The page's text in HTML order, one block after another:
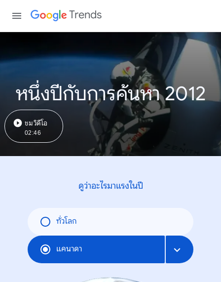
Trends
หนึ่งปีกับการค้นหา 2012
ชมวิดีโอ
02:46
ดูว่าอะไรมาแรงในปี
ทั่วโลก
แคนาดา